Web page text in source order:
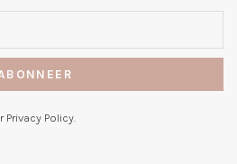
Privacy Policy.